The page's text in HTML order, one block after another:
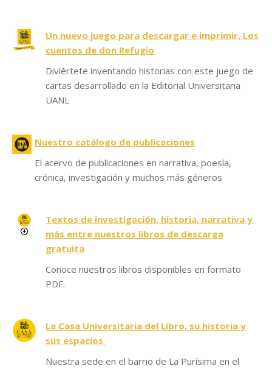
Un nuevo juego para descargar e imprimir, Los
cuentos de don Refugio
Diviértete inventando historias con este juego de
cartas desarrollado en la Editorial Universitaria
UANL
Nuestro catálogo de publicaciones
El acervo de publicaciones en narrativa, poesía,
crónica, investigación y muchos más géneros
Textos de investigación, historia, narrativa y
más entre nuestros libros de descarga
gratuita
Conoce nuestros libros disponibles en formato
PDF.
La Casa Universitaria del Libro, su historia y
sus espacios
Nuestra sede en el barrio de La Purísima en el